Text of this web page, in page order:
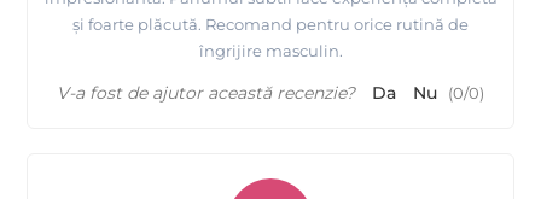
și foarte plăcută. Recomand pentru orice rutină de
îngrijire masculin.
V-a fost de ajutor această recenzie? Da Nu (0/0)